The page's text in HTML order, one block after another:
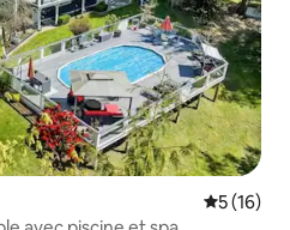
Note
5 (16)